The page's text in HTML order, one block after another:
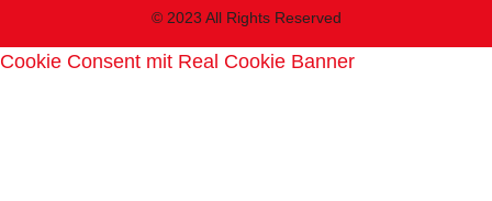
© 2023 All Rights Reserved
Cookie Consent mit Real Cookie Banner